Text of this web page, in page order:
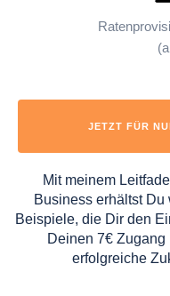
JETZT FÜR
Mit meinem
Business erhältst
Beispiele, die Dir den
Deinen 7€
erfolgreiche